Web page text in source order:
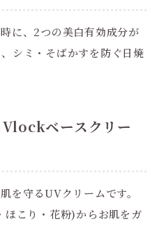
に、2つの美白有効成分が
シミ・そばかすを防ぐ日焼
ベースクリー
を守るUVクリームです。
こり・花粉)からお肌をガ